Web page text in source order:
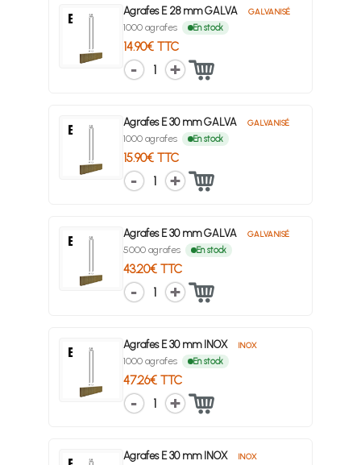
Agrafes E 28 mm GALVA GALVANISÉ
1000 agrafes En stock
14.90€ TTC
1
Agrafes E 30 mm GALVA GALVANISÉ
1000 agrafes En stock
15.90€ TTC
1
Agrafes E 30 mm GALVA GALVANISÉ
5000 agrafes En stock
43.20€ TTC
1
Agrafes E 30 mm INOX INOX
1000 agrafes En stock
47.26€ TTC
1
Agrafes E 30 mm INOX INOX